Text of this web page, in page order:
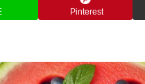
Pinterest